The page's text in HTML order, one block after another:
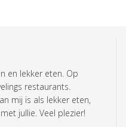
en lekker eten. Op
restaurants.
mij is als lekker eten,
jullie. Veel plezier!